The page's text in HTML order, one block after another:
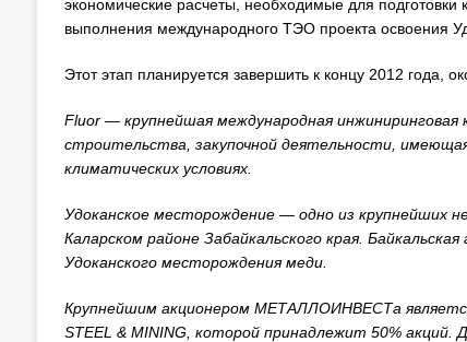
экономические расчеты, необходимые для
выполнения международного ТЭО проекта освоения
Этот этап планируется завершить к концу 2012 года,
Fluor— крупнейшая международная инжиниринговая
строительства, закупочной деятельности,
климатических условиях.
Удоканское месторождение — одно из крупнейших
Каларском районе Забайкальского края.
Удоканского месторождения меди.
Крупнейшим акционером МЕТАЛЛОИНВЕСТа
STEEL & MINING, которой принадлежит 50% акций.